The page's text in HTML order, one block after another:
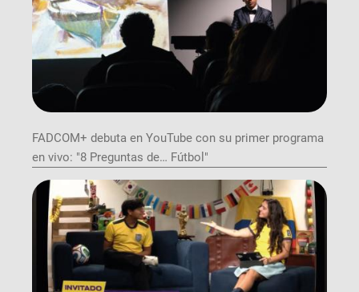
FADCOM+ debuta en YouTube con su primer programa
en vivo: "8 Preguntas de… Fútbol"